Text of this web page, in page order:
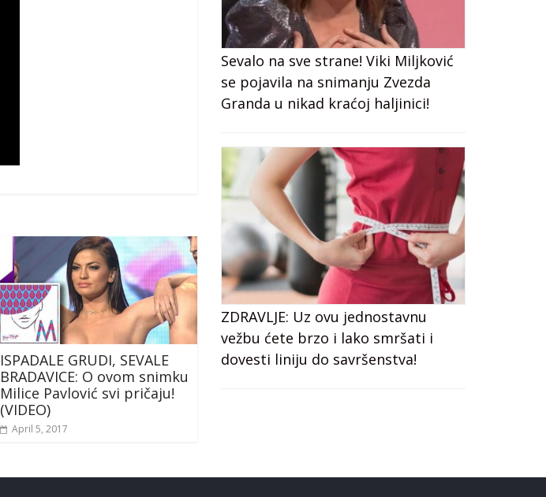
ISPADALE GRUDI, SEVALE
BRADAVICE: O ovom snimku
Milice Pavlović svi pričaju!
(VIDEO)
April 5, 2017
Sevalo na sve strane! Viki Miljković
se pojavila na snimanju Zvezda
Granda u nikad kraćoj haljinici!
ZDRAVLJE: Uz ovu jednostavnu
vežbu ćete brzo i lako smršati i
dovesti liniju do savršenstva!